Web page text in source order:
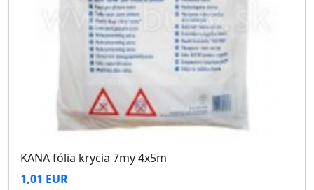
KANA fólia krycia 7my 4x5m
1,01 EUR